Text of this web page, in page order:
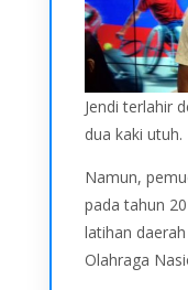
Jendi terlahir
dua kaki utuh.
Namun,
pada tahun
latihan
Olahraga